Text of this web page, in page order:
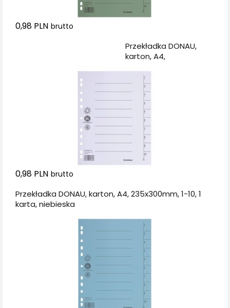
0,98 PLN brutto
Przekładka DONAU,
karton, A4,
karta, biała
0,98 PLN brutto
Przekładka DONAU, karton, A4, 235x300mm, 1-10, 1
karta, niebieska